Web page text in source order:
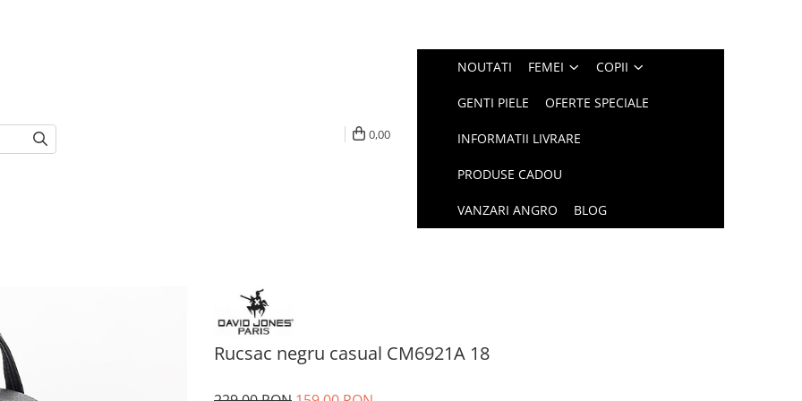
0,00
NOUTATI FEMEI COPII
GENTI PIELE OFERTE SPECIALE
INFORMATII LIVRARE
PRODUSE CADOU
VANZARI ANGRO BLOG
Rucsac negru casual CM6921A 18